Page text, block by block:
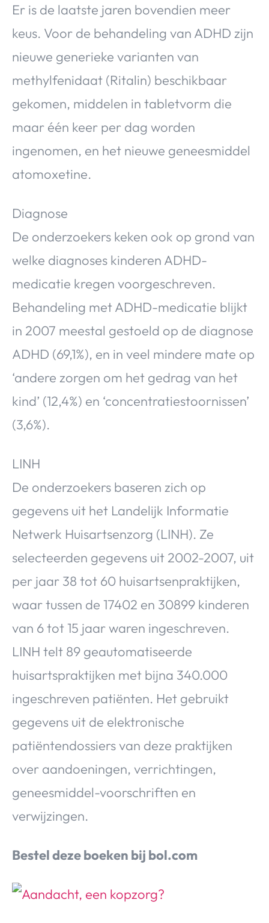
Er is de laatste jaren bovendien meer
keus. Voor de behandeling van ADHD zijn
nieuwe generieke varianten van
methylfenidaat (Ritalin) beschikbaar
gekomen, middelen in tabletvorm die
maar één keer per dag worden
ingenomen, en het nieuwe geneesmiddel
atomoxetine.
Diagnose
De onderzoekers keken ook op grond van
welke diagnoses kinderen ADHD-
medicatie kregen voorgeschreven.
Behandeling met ADHD-medicatie blijkt
in 2007 meestal gestoeld op de diagnose
ADHD (69,1%), en in veel mindere mate op
‘andere zorgen om het gedrag van het
kind’ (12,4%) en ‘concentratiestoornissen’
(3,6%).
LINH
De onderzoekers baseren zich op
gegevens uit het Landelijk Informatie
Netwerk Huisartsenzorg (LINH). Ze
selecteerden gegevens uit 2002-2007, uit
per jaar 38 tot 60 huisartsenpraktijken,
waar tussen de 17402 en 30899 kinderen
van 6 tot 15 jaar waren ingeschreven.
LINH telt 89 geautomatiseerde
huisartspraktijken met bijna 340.000
ingeschreven patiënten. Het gebruikt
gegevens uit de elektronische
patiëntendossiers van deze praktijken
over aandoeningen, verrichtingen,
geneesmiddel-voorschriften en
verwijzingen.
Bestel deze boeken bij bol.com